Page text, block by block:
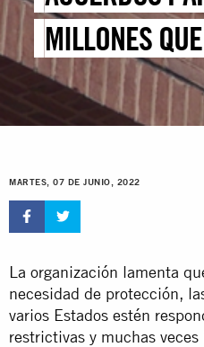
MILLONES
VIOLACIONES
HUMANOS
MARTES, 07 DE JUNIO, 2022
La organización lamenta
necesidad de protección,
varios Estados estén
restrictivas y muchas